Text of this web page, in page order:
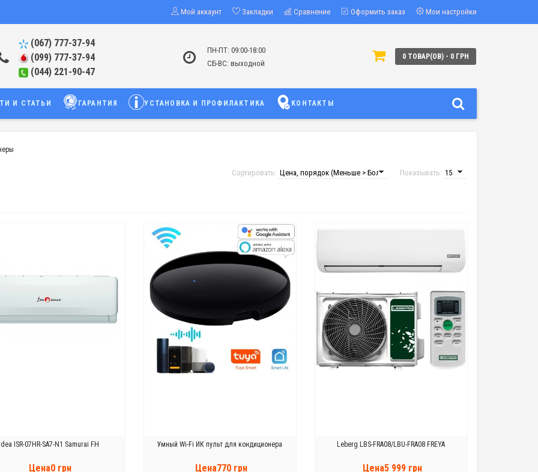
Мой аккаунт Закладки Сравнение Оформить заказ Мои настройки
(067) 777-37-94
(099) 777-37-94
(044) 221-90-47
ПН-ПТ: 09:00-18:00
СБ-ВС: выходной
0 ТОВАР(ОВ) - 0 ГРН
И СТАТЬИ ГАРАНТИЯ УСТАНОВКА И ПРОФИЛАКТИКА КОНТАКТЫ
Показывать:
Сортировать:
ISR-07HR-SA7-N1 Samurai FH
Цена0 грн
Умный Wi-Fi ИК пульт для кондиционера
Цена770 грн
Leberg LBS-FRA08/LBU-FRA08 FREYA
Цена5 999 грн